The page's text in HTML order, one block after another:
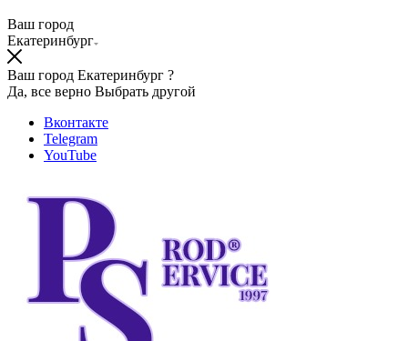
Ваш город
Екатеринбург
Ваш город Екатеринбург ?
Да, все верно Выбрать другой
Вконтакте
Telegram
YouTube